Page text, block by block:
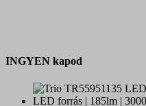
INGYEN kapod